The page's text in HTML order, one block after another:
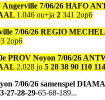
Angerville 7/06/26 HAFO
1.046 ou+ja 2 341 2op6
7/06/26 REGIO
2op6
PROV Noyon 7/06/26
2.028 jo 5 28 38 90 110
7/06/26 samenspel
27-28-29-65-68-189...